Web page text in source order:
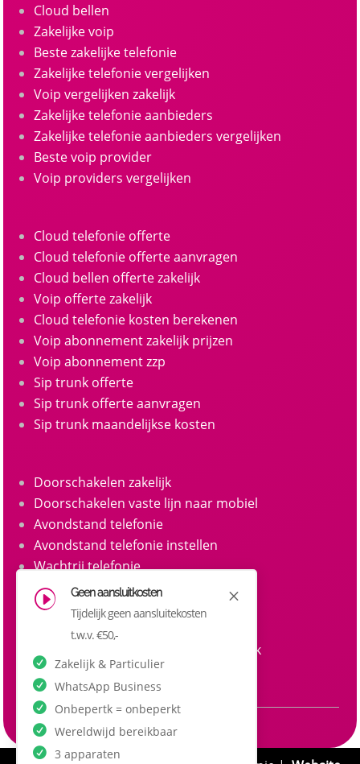
Cloud bellen
Zakelijke voip
Beste zakelijke telefonie
Zakelijke telefonie vergelijken
Voip vergelijken zakelijk
Zakelijke telefonie aanbieders
Zakelijke telefonie aanbieders vergelijken
Beste voip provider
Voip providers vergelijken
Cloud telefonie offerte
Cloud telefonie offerte aanvragen
Cloud bellen offerte zakelijk
Voip offerte zakelijk
Cloud telefonie kosten berekenen
Voip abonnement zakelijk prijzen
Voip abonnement zzp
Sip trunk offerte
Sip trunk offerte aanvragen
Sip trunk maandelijkse kosten
Doorschakelen zakelijk
Doorschakelen vaste lijn naar mobiel
Avondstand telefonie
Avondstand telefonie instellen
Wachtrij telefonie
Call queue telefonie
Belgroepen
Belgroep instellen zakelijke telefonie
Doorkiesnummers aanvragen zakelijk
Doorkiesnummer per medewerker
M
I Geen aansluitkosten
Tijdelijk geen aansluitekosten
t.w.v. €50,-
Zakelijk & Particulier
WhatsApp Business
Onbepertk = onbeperkt
Wereldwijd bereikbaar
3 apparaten